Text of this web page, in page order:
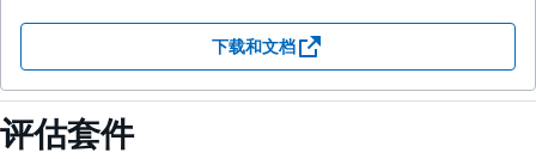
下载和文档
评估套件